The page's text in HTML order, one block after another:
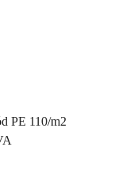
PE 110/m2